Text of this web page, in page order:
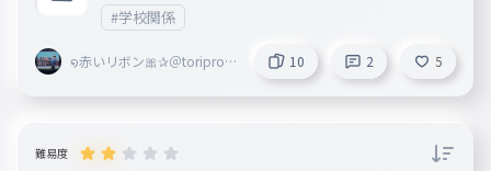
#学校関係
໑赤いリボン🎀✰＠toriproZ
10 2 5
難易度